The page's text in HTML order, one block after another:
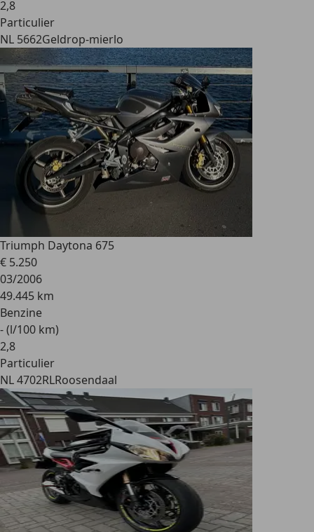
2,8
Particulier
NL 5662Geldrop-mierlo
Triumph Daytona 675
€ 5.250
03/2006
49.445 km
Benzine
- (l/100 km)
2,8
Particulier
NL 4702RLRoosendaal